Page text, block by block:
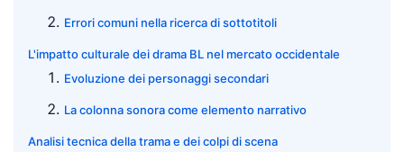
Errori comuni nella ricerca di sottotitoli
L'impatto culturale dei drama BL nel mercato occidentale
Evoluzione dei personaggi secondari
La colonna sonora come elemento narrativo
Analisi tecnica della trama e dei colpi di scena